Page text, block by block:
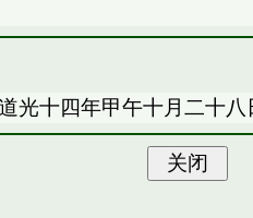
十四年甲午十月二十